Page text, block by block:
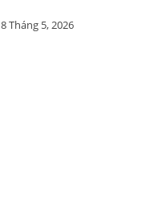
8 Tháng 5, 2026